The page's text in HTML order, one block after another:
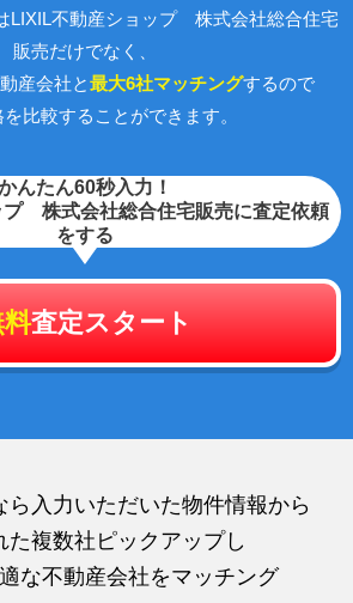
LIXIL不動産ショップ 株式会社総合住宅
販売だけでなく、
産会社と最大6社マッチングするので
比較することができます。
んたん60秒入力！
プ 株式会社総合住宅販売に査定依頼
をする
査定スタート
ら入力いただいた物件情報から
た複数社ピックアップし
な不動産会社をマッチング